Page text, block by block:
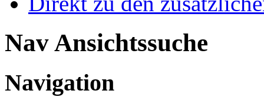
Nav Ansichtssuche
Navigation